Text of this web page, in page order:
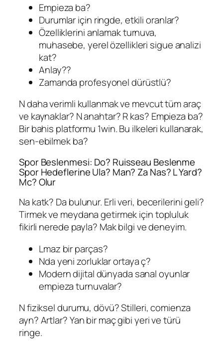
Empieza ba?
Durumlar için ringde, etkili oranlar?
Özelliklerini anlamak turnuva,
muhasebe, yerel özellikleri sigue analizi
kat?
Anlay??
Zamanda profesyonel dürüstlü?
N daha verimli kullanmak ve mevcut tüm araç
ve kaynaklar? N anahtar? R kas? Empieza ba?
Bir bahis platformu 1win. Bu ilkeleri kullanarak,
sen-ebilmek ba?
Spor Beslenmesi: Do? Ruisseau Beslenme
Spor Hedeflerine Ula? Man? Za Nas? L Yard?
Mc? Olur
Na katk? Da bulunur. Erli veri, becerilerini geli?
Tirmek ve meydana getirmek için topluluk
fikirli nerede payla? Mak bilgi ve deneyim.
Lmaz bir parças?
Nda yeni zorluklar ortaya ç?
Modern dijital dünyada sanal oyunlar
empieza turnuvalar?
N fiziksel durumu, dövü? Stilleri, comienza
ayn? Artlar? Yan bir maç gibi yeri ve türü
ringe.